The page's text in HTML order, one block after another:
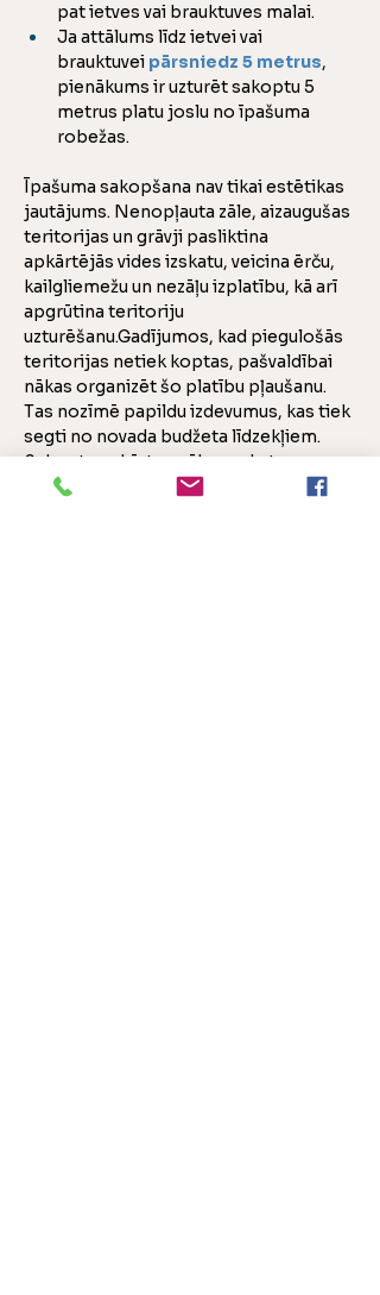
pat ietves vai brauktuves malai.
Ja attālums līdz ietvei vai
brauktuvei pārsniedz 5 metrus,
pienākums ir uzturēt sakoptu 5
metrus platu joslu no īpašuma
robežas.
Īpašuma sakopšana nav tikai estētikas
jautājums. Nenopļauta zāle, aizaugušas
teritorijas un grāvji pasliktina
apkārtējās vides izskatu, veicina ērču,
kailgliemežu un nezāļu izplatību, kā arī
apgrūtina teritoriju
uzturēšanu.Gadījumos, kad piegulošās
teritorijas netiek koptas, pašvaldībai
nākas organizēt šo platību pļaušanu.
Tas nozīmē papildu izdevumus, kas tiek
segti no novada budžeta līdzekļiem.
Sakopta apkārtne sākas ar katru no
mums – rūpēsimies par to kopā!SIA